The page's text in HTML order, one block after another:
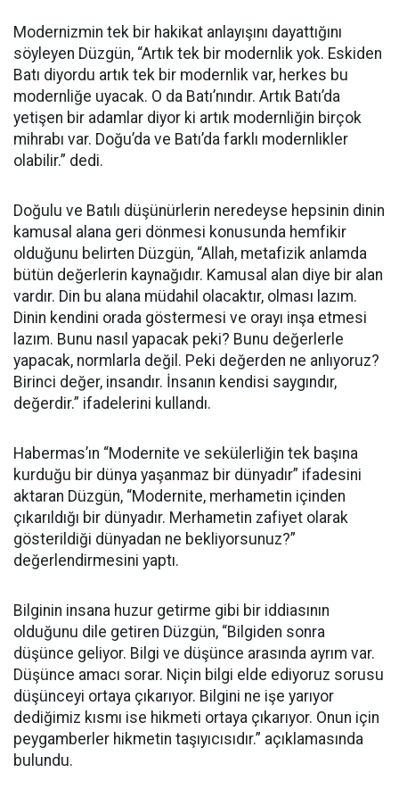
Modernizmin tek bir hakikat anlayışını dayattığını
söyleyen Düzgün, “Artık tek bir modernlik yok. Eskiden
Batı diyordu artık tek bir modernlik var, herkes bu
modernliğe uyacak. O da Batı’nındır. Artık Batı’da
yetişen bir adamlar diyor ki artık modernliğin birçok
mihrabı var. Doğu’da ve Batı’da farklı modernlikler
olabilir.” dedi.
Doğulu ve Batılı düşünürlerin neredeyse hepsinin dinin
kamusal alana geri dönmesi konusunda hemfikir
olduğunu belirten Düzgün, “Allah, metafizik anlamda
bütün değerlerin kaynağıdır. Kamusal alan diye bir alan
vardır. Din bu alana müdahil olacaktır, olması lazım.
Dinin kendini orada göstermesi ve orayı inşa etmesi
lazım. Bunu nasıl yapacak peki? Bunu değerlerle
yapacak, normlarla değil. Peki değerden ne anlıyoruz?
Birinci değer, insandır. İnsanın kendisi saygındır,
değerdir.” ifadelerini kullandı.
Habermas’ın “Modernite ve sekülerliğin tek başına
kurduğu bir dünya yaşanmaz bir dünyadır” ifadesini
aktaran Düzgün, “Modernite, merhametin içinden
çıkarıldığı bir dünyadır. Merhametin zafiyet olarak
gösterildiği dünyadan ne bekliyorsunuz?”
değerlendirmesini yaptı.
Bilginin insana huzur getirme gibi bir iddiasının
olduğunu dile getiren Düzgün, “Bilgiden sonra
düşünce geliyor. Bilgi ve düşünce arasında ayrım var.
Düşünce amacı sorar. Niçin bilgi elde ediyoruz sorusu
düşünceyi ortaya çıkarıyor. Bilgini ne işe yarıyor
dediğimiz kısmı ise hikmeti ortaya çıkarıyor. Onun için
peygamberler hikmetin taşıyıcısıdır.” açıklamasında
bulundu.